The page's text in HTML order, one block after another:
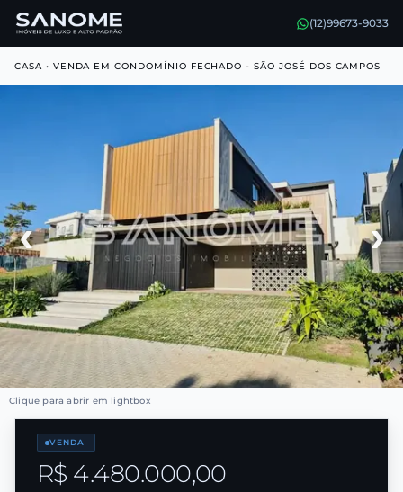
(12)99673-9033
CASA • VENDA EM CONDOMÍNIO FECHADO - SÃO JOSÉ DOS CAMPOS
‹ ›
Clique para abrir em lightbox
VENDA
R$ 4.480.000,00